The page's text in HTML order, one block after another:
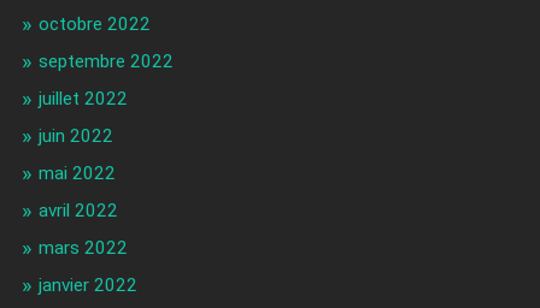
octobre 2022
septembre 2022
juillet 2022
juin 2022
mai 2022
avril 2022
mars 2022
janvier 2022